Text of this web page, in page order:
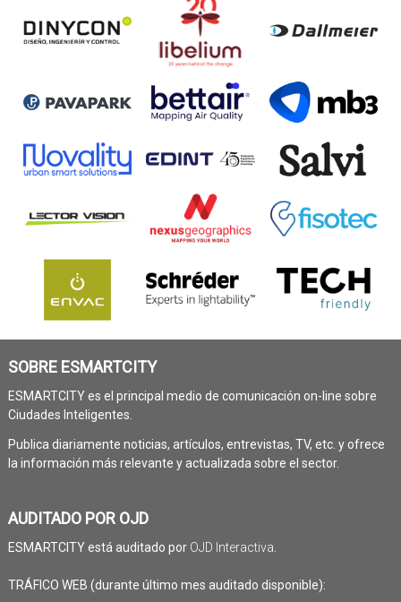
SOBRE ESMARTCITY
ESMARTCITY es el principal medio de comunicación on-line sobre
Ciudades Inteligentes.
Publica diariamente noticias, artículos, entrevistas, TV, etc. y ofrece
la información más relevante y actualizada sobre el sector.
AUDITADO POR OJD
ESMARTCITY está auditado por OJD Interactiva
TRÁFICO WEB (durante último mes auditado disponible):